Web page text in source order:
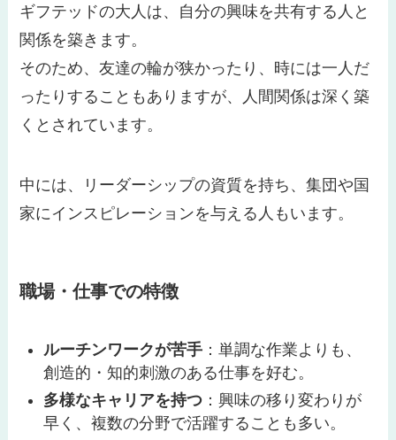
ギフテッドの大人は、自分の興味を共有する人と
関係を築きます。
そのため、友達の輪が狭かったり、時には一人だ
ったりすることもありますが、人間関係は深く築
くとされています。
中には、リーダーシップの資質を持ち、集団や国
家にインスピレーションを与える人もいます。
職場・仕事での特徴
ルーチンワークが苦手 ：単調な作業よりも、
創造的・知的刺激のある仕事を好む。
多様なキャリアを持つ ：興味の移り変わりが
早く、複数の分野で活躍することも多い。